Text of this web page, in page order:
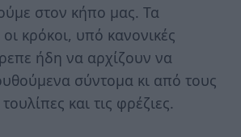
στον κήπο μας. Τα
κρόκοι, υπό κανονικές
ήδη να αρχίζουν να
σύντομα κι από τους
και τις φρέζιες.